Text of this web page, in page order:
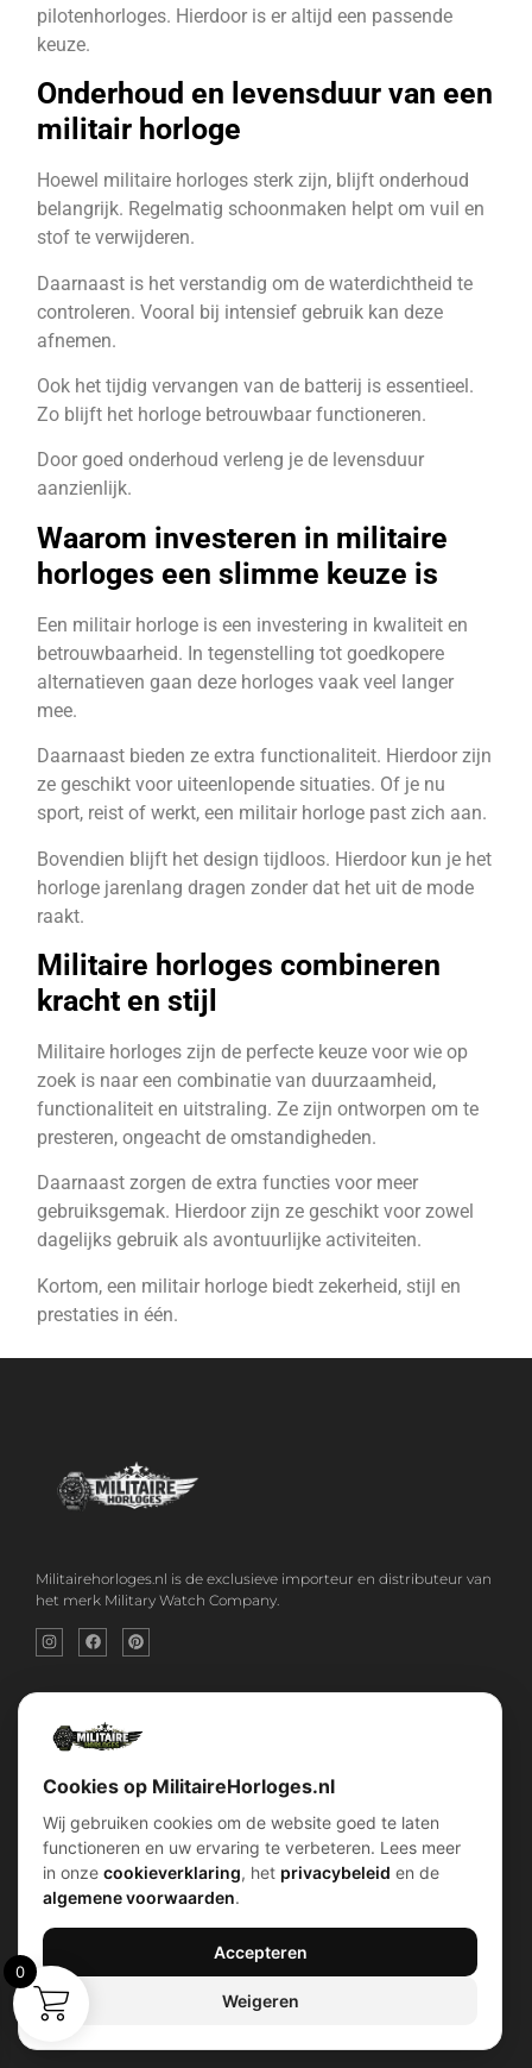
pilotenhorloges. Hierdoor is er altijd een passende
keuze.
Onderhoud en levensduur van een
militair horloge
Hoewel militaire horloges sterk zijn, blijft onderhoud
belangrijk. Regelmatig schoonmaken helpt om vuil en
stof te verwijderen.
Daarnaast is het verstandig om de waterdichtheid te
controleren. Vooral bij intensief gebruik kan deze
afnemen.
Ook het tijdig vervangen van de batterij is essentieel.
Zo blijft het horloge betrouwbaar functioneren.
Door goed onderhoud verleng je de levensduur
aanzienlijk.
Waarom investeren in militaire
horloges een slimme keuze is
Een militair horloge is een investering in kwaliteit en
betrouwbaarheid. In tegenstelling tot goedkopere
alternatieven gaan deze horloges vaak veel langer
mee.
Daarnaast bieden ze extra functionaliteit. Hierdoor zijn
ze geschikt voor uiteenlopende situaties. Of je nu
sport, reist of werkt, een militair horloge past zich aan.
Bovendien blijft het design tijdloos. Hierdoor kun je het
horloge jarenlang dragen zonder dat het uit de mode
raakt.
Militaire horloges combineren
kracht en stijl
Militaire horloges zijn de perfecte keuze voor wie op
zoek is naar een combinatie van duurzaamheid,
functionaliteit en uitstraling. Ze zijn ontworpen om te
presteren, ongeacht de omstandigheden.
Daarnaast zorgen de extra functies voor meer
gebruiksgemak. Hierdoor zijn ze geschikt voor zowel
dagelijks gebruik als avontuurlijke activiteiten.
Kortom, een militair horloge biedt zekerheid, stijl en
prestaties in één.
Militairehorloges.nl is de exclusieve importeur en distributeur van
het merk Military Watch Company.
Home
Over ons
Account
Shop
Privacybeleid
Cookiebeleid
Contact Info
Wijnstraat 75 3311 BT Dordrecht Nederland
Kvk: 74829491
info@militairehorloges.nl
Cookies op MilitaireHorloges.nl
Wij gebruiken cookies om de website goed te laten
functioneren en uw ervaring te verbeteren. Lees meer
in onze cookieverklaring, het privacybeleid en de
algemene voorwaarden.
Accepteren
Weigeren
© 2026 MilitaireHorloges.nl | Duitsland
Webdesign door:
0